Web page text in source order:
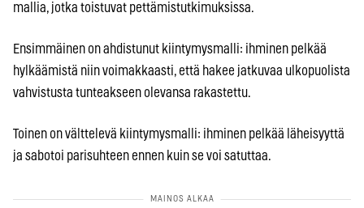
mallia, jotka toistuvat pettämistutkimuksissa.
Ensimmäinen on ahdistunut kiintymysmalli: ihminen pelkää
hylkäämistä niin voimakkaasti, että hakee jatkuvaa ulkopuolista
vahvistusta tunteakseen olevansa rakastettu.
Toinen on välttelevä kiintymysmalli: ihminen pelkää läheisyyttä
ja sabotoi parisuhteen ennen kuin se voi satuttaa.